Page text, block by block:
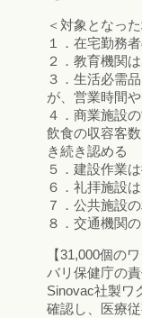
＜対象となっ
１．在宅勤務
２．教育機関
３．生活必需
が、営業時間
４．商業施設
飲食の収容客
き続き認める
５．建設作業
６．礼拝施設
７．公共施設
８．交通機関
【31,000個の
バリ保健庁の
Sinovac社製ワ
確認し、医療